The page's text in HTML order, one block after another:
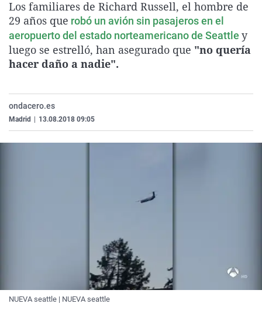
La rosa de los vientos
Gente viajera
Como el perro y el
Caso
Retornados
Equipo de
Extremadura
Galicia
La Rioja
País Vasco
Virales
Televisión
Elecciones
Los familiares de Richard Russell, el hombre de
29 años que robó un avión sin pasajeros en el
aeropuerto del estado norteamericano de Seattle y
luego se estrelló, han asegurado que "no quería
hacer daño a nadie".
ondacero.es
Madrid 13.08.2018 09:05
NUEVA seattle | NUEVA seattle